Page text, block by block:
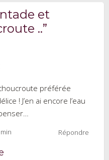
et
..”
préférée
! J’en ai encore l’eau
Répondre